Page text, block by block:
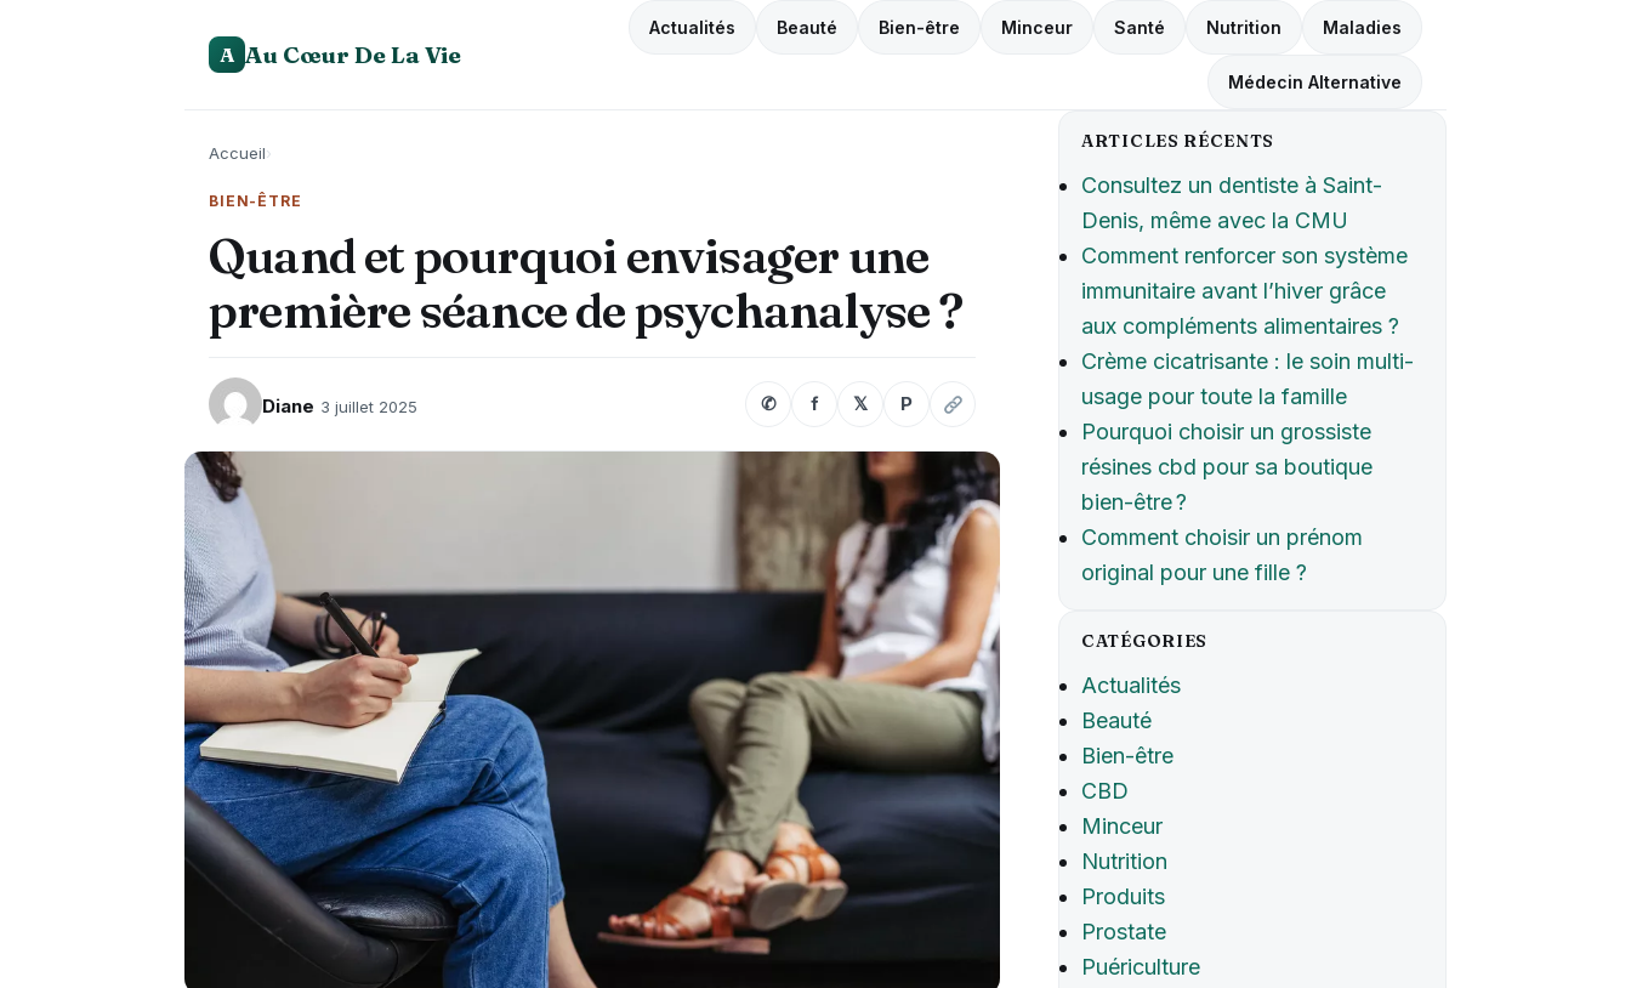
A Au Cœur De La Vie
Actualités Beauté Bien-être Minceur Santé Nutrition Maladies
Médecin Alternative
Accueil›
BIEN-ÊTRE
Quand et pourquoi envisager une
première séance de psychanalyse ?
Diane 3 juillet 2025 ✆ f 𝕏 P
ARTICLES RÉCENTS
Consultez un dentiste à Saint-
Denis, même avec la CMU
Comment renforcer son système
immunitaire avant l’hiver grâce
aux compléments alimentaires ?
Crème cicatrisante : le soin multi-
usage pour toute la famille
Pourquoi choisir un grossiste
résines cbd pour sa boutique
bien-être ?
Comment choisir un prénom
original pour une fille ?
CATÉGORIES
Actualités
Beauté
Bien-être
CBD
Minceur
Nutrition
Produits
Prostate
Puériculture